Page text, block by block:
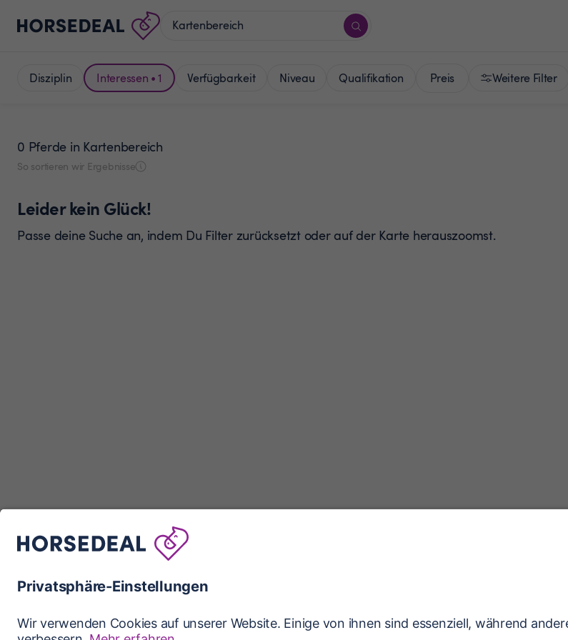
Disziplin Interessen • 1 Verfügbarkeit Niveau Qualifikation Preis Weitere Filter
0 Pferde in Kartenbereich
So sortieren wir Ergebnisse
Leider kein Glück!
Passe deine Suche an, indem Du Filter zurücksetzt oder auf der Karte herauszoomst.